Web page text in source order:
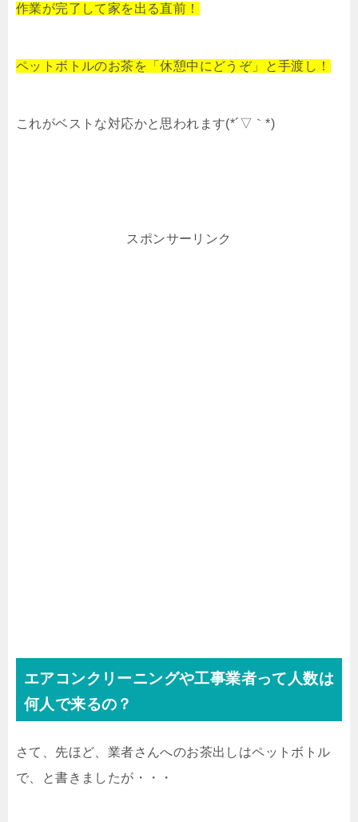
作業が完了して家を出る直前！
ペットボトルのお茶を「休憩中にどうぞ」と手渡し！
これがベストな対応かと思われます(*´▽｀*)
スポンサーリンク
エアコンクリーニングや工事業者って人数は
何人で来るの？
さて、先ほど、業者さんへのお茶出しはペットボトル
で、と書きましたが・・・